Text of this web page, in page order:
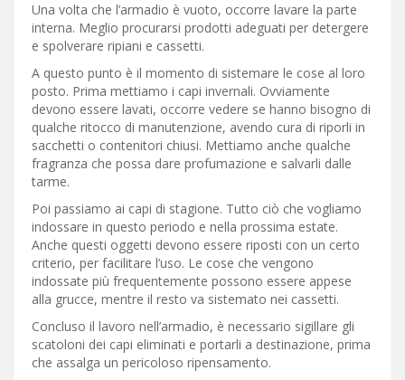
Una volta che l’armadio è vuoto, occorre lavare la parte
interna. Meglio procurarsi prodotti adeguati per detergere
e spolverare ripiani e cassetti.
A questo punto è il momento di sistemare le cose al loro
posto. Prima mettiamo i capi invernali. Ovviamente
devono essere lavati, occorre vedere se hanno bisogno di
qualche ritocco di manutenzione, avendo cura di riporli in
sacchetti o contenitori chiusi. Mettiamo anche qualche
fragranza che possa dare profumazione e salvarli dalle
tarme.
Poi passiamo ai capi di stagione. Tutto ciò che vogliamo
indossare in questo periodo e nella prossima estate.
Anche questi oggetti devono essere riposti con un certo
criterio, per facilitare l’uso. Le cose che vengono
indossate più frequentemente possono essere appese
alla grucce, mentre il resto va sistemato nei cassetti.
Concluso il lavoro nell’armadio, è necessario sigillare gli
scatoloni dei capi eliminati e portarli a destinazione, prima
che assalga un pericoloso ripensamento.